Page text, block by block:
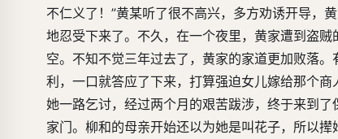
不仁义了！”黄某听了很不高兴，多方劝诱开导，
地忍受下来了。不久，在一个夜里，黄家遭到盗
空。不知不觉三年过去了，黄家的家道更加败落
利，一口就答应了下来，打算强迫女儿嫁给那个
她一路乞讨，经过两个月的艰苦跋涉，终于来到
家门。柳和的母亲开始还以为她是叫花子，所以